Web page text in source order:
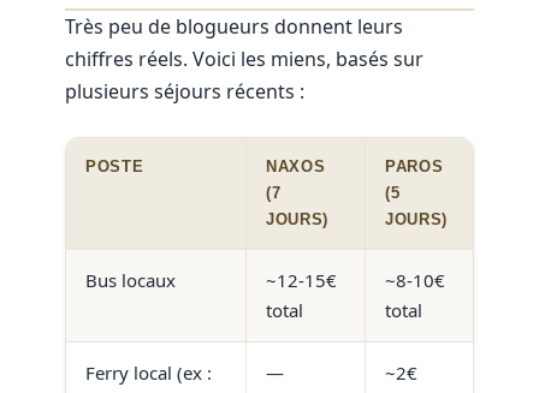
Très peu de blogueurs donnent leurs
chiffres réels. Voici les miens, basés sur
plusieurs séjours récents :
POSTE
NAXOS
(7
JOURS)
PAROS
(5
JOURS)
Bus locaux
~12-15€
total
~8-10€
total
Ferry local (ex :
—
~2€